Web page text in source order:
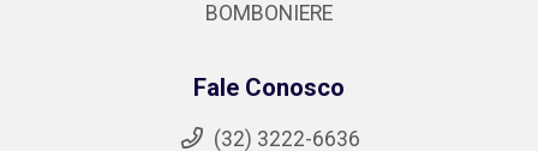
BOMBONIERE
Fale Conosco
(32) 3222-6636